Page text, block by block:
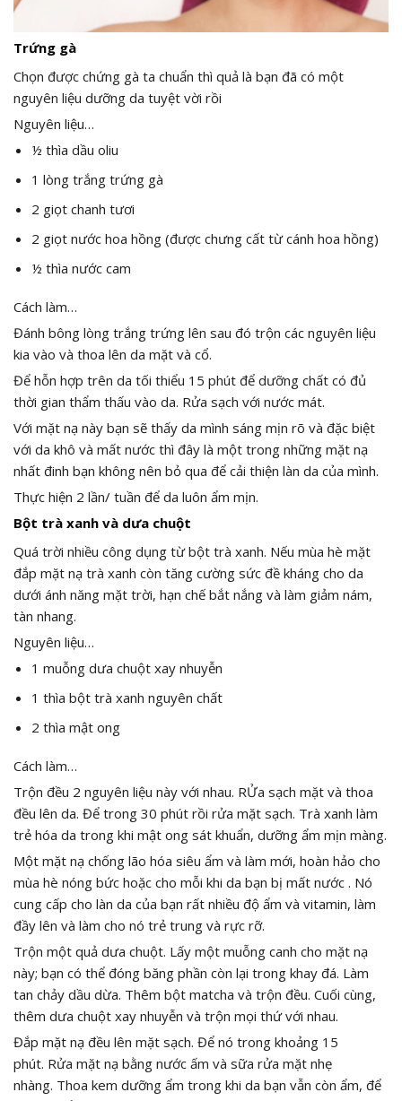
Trứng gà
Chọn được chứng gà ta chuẩn thì quả là bạn đã có một
nguyên liệu dưỡng da tuyệt vời rồi
Nguyên liệu…
½ thìa dầu oliu
1 lòng trắng trứng gà
2 giọt chanh tươi
2 giọt nước hoa hồng (được chưng cất từ cánh hoa hồng)
½ thìa nước cam
Cách làm…
Đánh bông lòng trắng trứng lên sau đó trộn các nguyên liệu
kia vào và thoa lên da mặt và cổ.
Để hỗn hợp trên da tối thiểu 15 phút để dưỡng chất có đủ
thời gian thẩm thấu vào da. Rửa sạch với nước mát.
Với mặt nạ này bạn sẽ thấy da mình sáng mịn rõ và đặc biệt
với da khô và mất nước thì đây là một trong những mặt nạ
nhất đinh bạn không nên bỏ qua để cải thiện làn da của mình.
Thực hiện 2 lần/ tuần để da luôn ẩm mịn.
Bột trà xanh và dưa chuột
Quá trời nhiều công dụng từ bột trà xanh. Nếu mùa hè mặt
đắp mặt nạ trà xanh còn tăng cường sức đề kháng cho da
dưới ánh năng mặt trời, hạn chế bắt nắng và làm giảm nám,
tàn nhang.
Nguyên liệu…
1 muỗng dưa chuột xay nhuyễn
1 thìa bột trà xanh nguyên chất
2 thìa mật ong
Cách làm…
Trộn đều 2 nguyên liệu này với nhau. RỬa sạch mặt và thoa
đều lên da. Để trong 30 phút rồi rửa mặt sạch. Trà xanh làm
trẻ hóa da trong khi mật ong sát khuẩn, dưỡng ẩm mịn màng.
Một mặt nạ chống lão hóa siêu ẩm và làm mới, hoàn hảo cho
mùa hè nóng bức hoặc cho mỗi khi da bạn bị mất nước . Nó
cung cấp cho làn da của bạn rất nhiều độ ẩm và vitamin, làm
đầy lên và làm cho nó trẻ trung và rực rỡ.
Trộn một quả dưa chuột. Lấy một muỗng canh cho mặt nạ
này; bạn có thể đóng băng phần còn lại trong khay đá. Làm
tan chảy dầu dừa. Thêm bột matcha và trộn đều. Cuối cùng,
thêm dưa chuột xay nhuyễn và trộn mọi thứ với nhau.
Đắp mặt nạ đều lên mặt sạch. Để nó trong khoảng 15
phút. Rửa mặt nạ bằng nước ấm và sữa rửa mặt nhẹ
nhàng. Thoa kem dưỡng ẩm trong khi da bạn vẫn còn ẩm, để